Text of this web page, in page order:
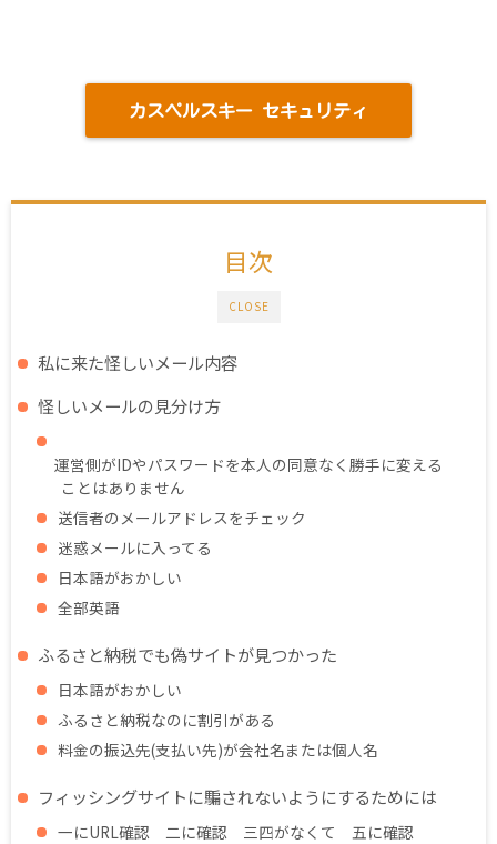
カスペルスキー セキュリティ
CLOSE
目次
私に来た怪しいメール内容
怪しいメールの見分け方
運営側がIDやパスワードを本人の同意なく勝手に変える
ことはありません
送信者のメールアドレスをチェック
迷惑メールに入ってる
日本語がおかしい
全部英語
ふるさと納税でも偽サイトが見つかった
日本語がおかしい
ふるさと納税なのに割引がある
料金の振込先(支払い先)が会社名または個人名
フィッシングサイトに騙されないようにするためには
一にURL確認 二に確認 三四がなくて 五に確認